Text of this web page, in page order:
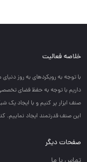
خلاصه فعالیت
با توجه به رويكردهاي به روز
داريم با توجه به حفظ فضاي تخصصي
صنف ابزار پر كنيم و با ايجاد يك
اين صنف قدرتمند ايجاد نماييم. کد شامد: 1-1-
صفحات دیگر